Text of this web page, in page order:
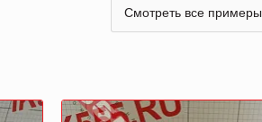
Смотреть все примеры